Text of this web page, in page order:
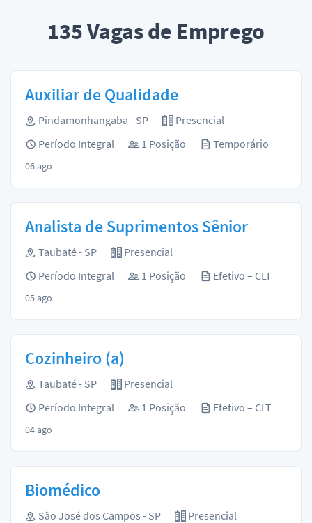
135Vagas de Emprego
Auxiliar de Qualidade
Pindamonhangaba - SP
Presencial
Período Integral
1 Posição Temporário
06 ago
Analista de Suprimentos Sênior
Taubaté - SP
Presencial
Período Integral
1 Posição Efetivo – CLT
05 ago
Cozinheiro (a)
Taubaté - SP
Presencial
Período Integral
1 Posição Efetivo – CLT
04 ago
Biomédico
São José dos Campos - SP
Presencial